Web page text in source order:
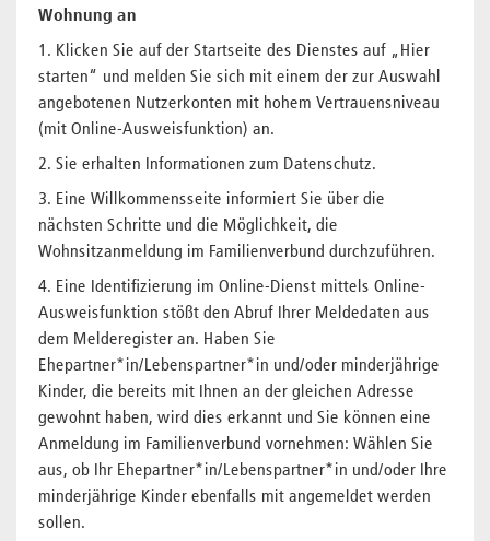
Wohnung an
1. Klicken Sie auf der Startseite des Dienstes auf „Hier
starten“ und melden Sie sich mit einem der zur Auswahl
angebotenen Nutzerkonten mit hohem Vertrauensniveau
(mit Online-Ausweisfunktion) an.
2. Sie erhalten Informationen zum Datenschutz.
3. Eine Willkommensseite informiert Sie über die
nächsten Schritte und die Möglichkeit, die
Wohnsitzanmeldung im Familienverbund durchzuführen.
4. Eine Identifizierung im Online-Dienst mittels Online-
Ausweisfunktion stößt den Abruf Ihrer Meldedaten aus
dem Melderegister an. Haben Sie
Ehepartner*in/Lebenspartner*in und/oder minderjährige
Kinder, die bereits mit Ihnen an der gleichen Adresse
gewohnt haben, wird dies erkannt und Sie können eine
Anmeldung im Familienverbund vornehmen: Wählen Sie
aus, ob Ihr Ehepartner*in/Lebenspartner*in und/oder Ihre
minderjährige Kinder ebenfalls mit angemeldet werden
sollen.